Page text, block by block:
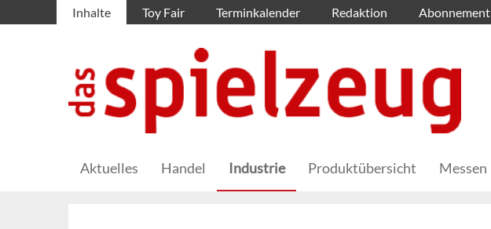
Inhalte Toy Fair Terminkalender Redaktion Abonnement
Aktuelles Handel Industrie Produktübersicht Messen